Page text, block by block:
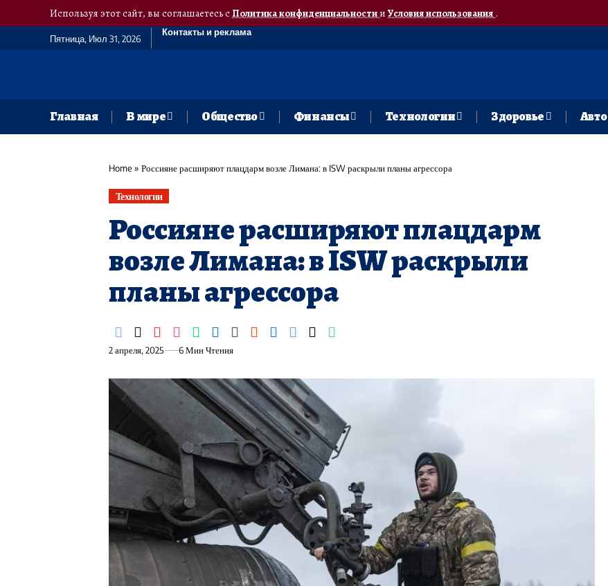
Используя этот сайт, вы соглашаетесь сПолитика конфиденциальностии Условия использования.
Пятница, Июл 31, 2026
Контакты и реклама
Главная В мире Общество Финансы Технологии Здоровье Авто
Home» Россияне расширяют плацдарм возле Лимана: в ISW раскрыли планы агрессора
Технологии
Россияне расширяют плацдарм
возле Лимана: в ISW раскрыли
планы агрессора
2 апреля, 2025 6 Мин Чтения